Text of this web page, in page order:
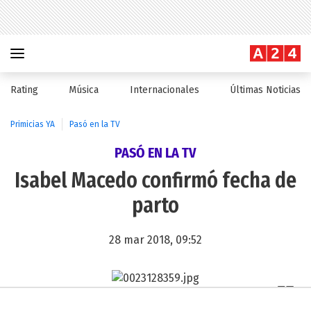
Rating Música Internacionales Últimas Noticias
Primicias YA Pasó en la TV
PASÓ EN LA TV
Isabel Macedo confirmó fecha de
parto
28 mar 2018, 09:52